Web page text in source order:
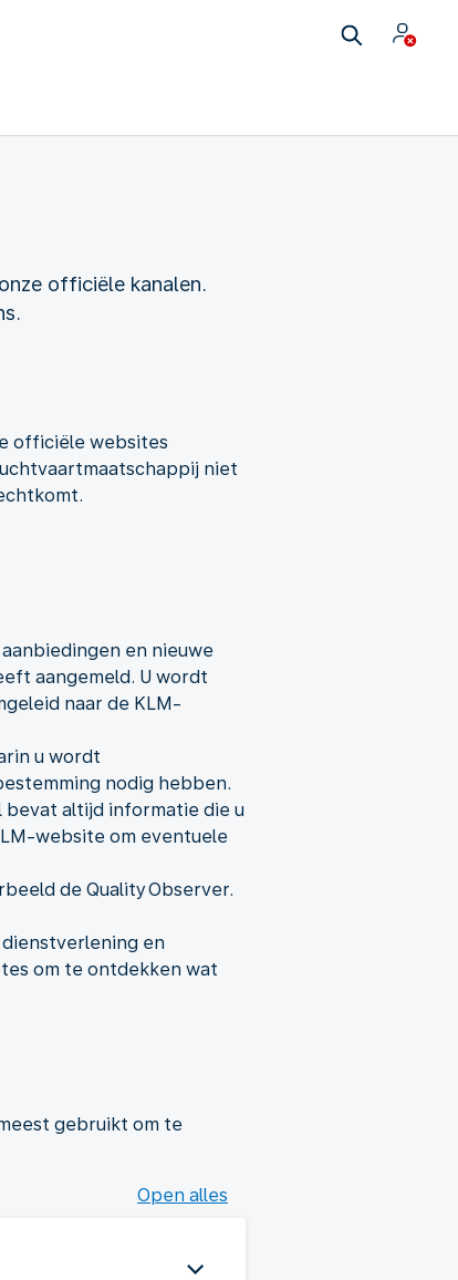
officiële kanalen.
officiële websites
niet
en nieuwe
aangemeld. U wordt
naar de KLM-
u wordt
nodig hebben.
bevat altijd informatie die u
website om eventuele
de Quality Observer.
en
om te ontdekken wat
gebruikt om te
Open alles